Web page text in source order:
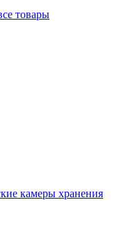
товары
камеры хранения